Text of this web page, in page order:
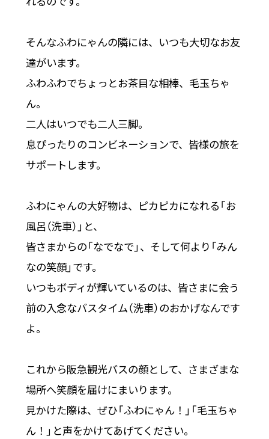
そんなふわにゃんの隣には、いつも大切なお友
達がいます。
ふわふわでちょっとお茶目な相棒、毛玉ちゃ
ん。
二人はいつでも二人三脚。
息ぴったりのコンビネーションで、皆様の旅を
サポートします。
ふわにゃんの大好物は、ピカピカになれる「お
風呂（洗車）」と、
皆さまからの「なでなで」、そして何より「みん
なの笑顔」です。
いつもボディが輝いているのは、皆さまに会う
前の入念なバスタイム（洗車）のおかげなんです
よ。
これから阪急観光バスの顔として、さまざまな
場所へ笑顔を届けにまいります。
見かけた際は、ぜひ「ふわにゃん！」「毛玉ちゃ
ん！」と声をかけてあげてください。